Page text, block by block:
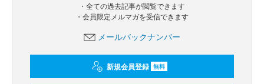
・全ての過去記事が閲覧できます
・会員限定メルマガを受信できます
メールバックナンバー
新規会員登録 無料